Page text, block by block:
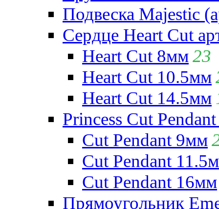
Подвеска Majestic
Сердце Heart Cut
Heart Cut 8мм23
Heart Cut 10.5мм
Heart Cut 14.5мм
Princess Cut
Cut Pendant 9мм
Cut Pendant
Cut Pendant 16мм
Прямоугольник